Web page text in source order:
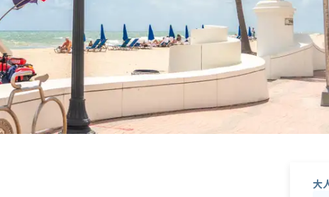
大